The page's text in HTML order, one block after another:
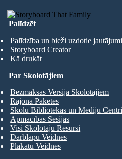
Palīdzēt
Palīdzība un bieži uzdotie jautājumi
Storyboard Creator
Kā drukāt
Par Skolotājiem
Bezmaksas Versija Skolotājiem
Rajona Paketes
Skolu Bibliotēkas un Mediju Centri
Apmācības Sesijas
Visi Skolotāju Resursi
Darblapu Veidnes
Plakātu Veidnes